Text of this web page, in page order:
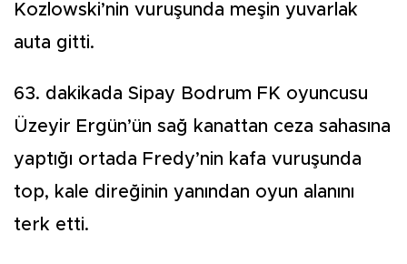
Kozlowski’nin vuruşunda meşin yuvarlak
auta gitti.
63. dakikada Sipay Bodrum FK oyuncusu
Üzeyir Ergün’ün sağ kanattan ceza sahasına
yaptığı ortada Fredy’nin kafa vuruşunda
top, kale direğinin yanından oyun alanını
terk etti.